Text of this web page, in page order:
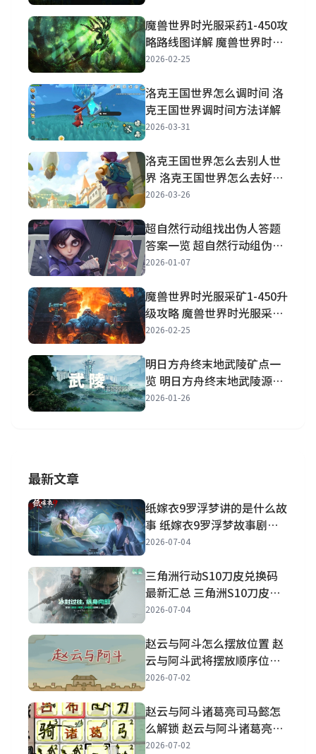
魔兽世界时光服采药1-450攻
略路线图详解 魔兽世界时光
服采药1到450升级路线推荐
2026-02-25
洛克王国世界怎么调时间 洛
克王国世界调时间方法详解
2026-03-31
洛克王国世界怎么去别人世
界 洛克王国世界怎么去好友
世界抓宠物
2026-03-26
超自然行动组找出伪人答题
答案一览 超自然行动组伪人
进阶答案一览
2026-01-07
魔兽世界时光服采矿1-450升
级攻略 魔兽世界时光服采矿
1-450路线图详解
2026-02-25
明日方舟终末地武陵矿点一
览 明日方舟终末地武陵源矿
矿点详解
2026-01-26
最新文章
纸嫁衣9罗浮梦讲的是什么故
事 纸嫁衣9罗浮梦故事剧情
一览
2026-07-04
三角洲行动S10刀皮兑换码
最新汇总 三角洲S10刀皮兑
换码最新大全
2026-07-04
赵云与阿斗怎么摆放位置 赵
云与阿斗武将摆放顺序位置
分享
2026-07-02
赵云与阿斗诸葛亮司马懿怎
么解锁 赵云与阿斗诸葛亮司
马懿怎么获得
2026-07-02